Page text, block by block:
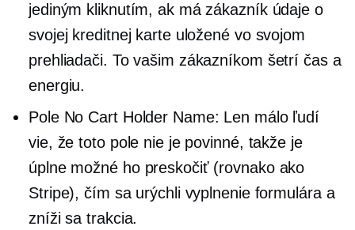
jediným kliknutím, ak má zákazník údaje o
svojej kreditnej karte uložené vo svojom
prehliadači. To vašim zákazníkom šetrí čas a
energiu.
Pole No Cart Holder Name: Len málo ľudí
vie, že toto pole nie je povinné, takže je
úplne možné ho preskočiť (rovnako ako
Stripe), čím sa urýchli vyplnenie formulára a
zníži sa trakcia.